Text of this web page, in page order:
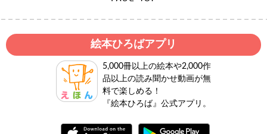
絵本ひろばアプリ
5,000冊以上の絵本や2,000作
品以上の読み聞かせ動画が無
料で楽しめる！
『絵本ひろば』公式アプリ。